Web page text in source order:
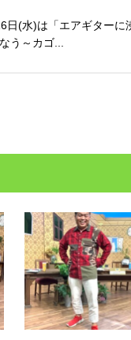
日(水)は「エアギターに
う～カゴ...